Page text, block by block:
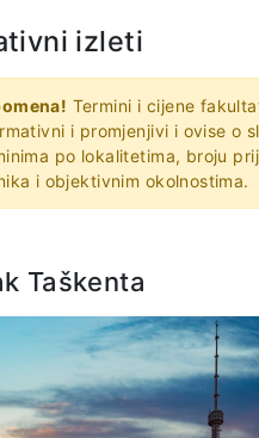
izleti
Termini i cijene
i promjenjivi i ovise o
po lokalitetima, broju
i objektivnim okolnostima.
Taškenta